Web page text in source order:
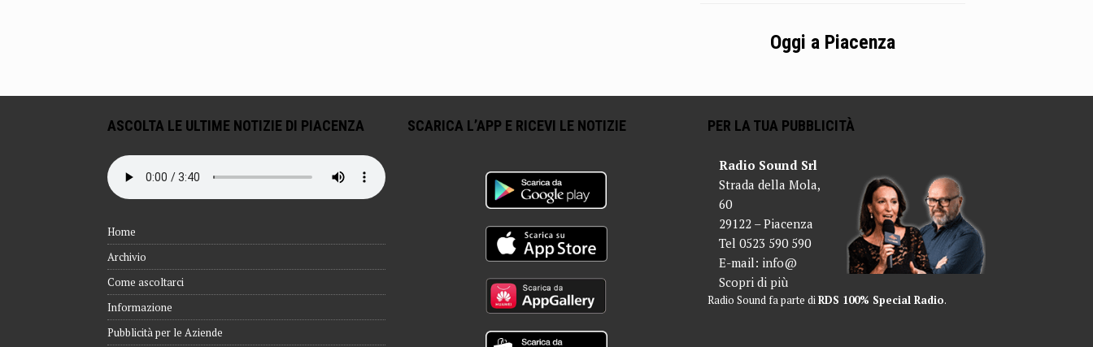
Oggi a Piacenza
ASCOLTA LE ULTIME NOTIZIE DI PIACENZA
Home
Archivio
Come ascoltarci
Informazione
Pubblicità per le Aziende
SCARICA L’APP E RICEVI LE NOTIZIE PER LA TUA PUBBLICITÀ
Radio Sound Srl
Strada della Mola,
60
29122 – Piacenza
Tel 0523 590 590
E-mail: info@
Scopri di più
Radio Sound fa parte di RDS 100% Special Radio.